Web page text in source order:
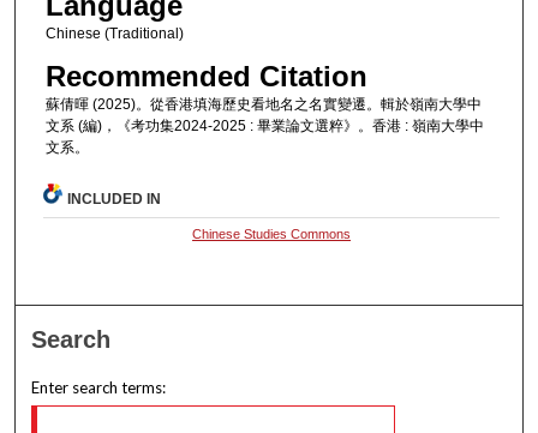
Chinese (Traditional)
Recommended Citation
蘇倩暉 (2025)。從香港填海歷史看地名之名實變遷。輯於嶺南大學中
文系 (編)，《考功集2024-2025 : 畢業論文選粹》。香港 : 嶺南大學中
文系。
INCLUDED IN
Chinese Studies Commons
Search
Enter search terms: